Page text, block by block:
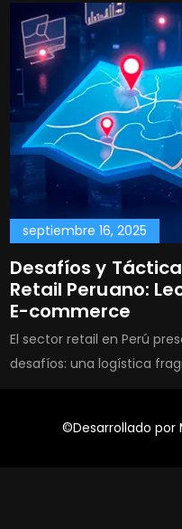
septiembre 16, 2025
Desafíos y
Retail Peruano:
E-commerce
El sector retail en Perú
desafíos: una logística
©Desarrollado por